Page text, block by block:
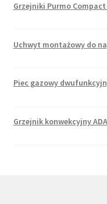
Grzejniki Purmo Compact
Uchwyt montażowy do
Piec gazowy
Grzejnik konwekcyjny